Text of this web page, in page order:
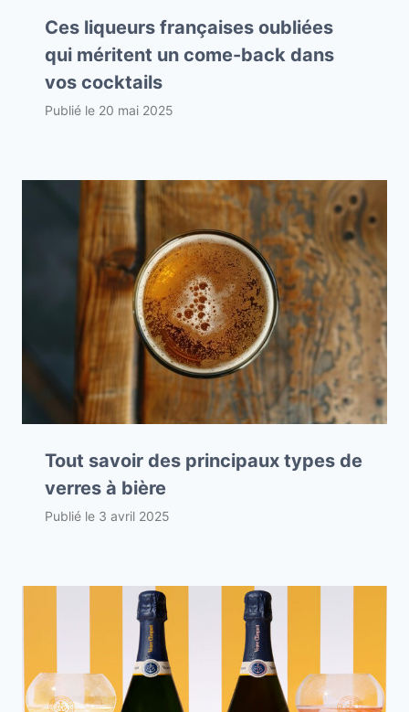
Ces liqueurs françaises oubliées
qui méritent un come-back dans
vos cocktails
Publié le 20 mai 2025
Tout savoir des principaux types de
verres à bière
Publié le 3 avril 2025